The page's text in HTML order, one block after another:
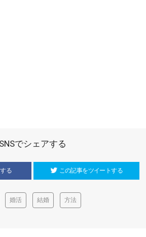
SNSでシェアする
る この記事をツイートする
婚活 結婚 方法